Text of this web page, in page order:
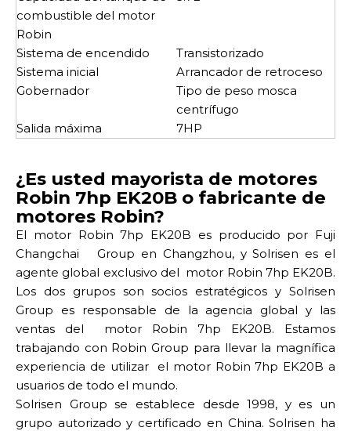
combustible del motor
Robin
Sistema de encendido
Transistorizado
Sistema inicial
Arrancador de retroceso
Gobernador
Tipo de peso mosca
centrífugo
Salida máxima
7HP
¿Es usted mayorista de motores
Robin 7hp EK20B o fabricante de
motores Robin?
El motor Robin 7hp EK20B es producido por Fuji
Changchai Group en Changzhou, y Solrisen es el
agente global exclusivo del motor Robin 7hp EK20B.
Los dos grupos son socios estratégicos y Solrisen
Group es responsable de la agencia global y las
ventas del motor Robin 7hp EK20B. Estamos
trabajando con Robin Group para llevar la magnífica
experiencia de utilizar el motor Robin 7hp EK20B a
usuarios de todo el mundo.
Solrisen Group se establece desde 1998, y es un
grupo autorizado y certificado en China. Solrisen ha